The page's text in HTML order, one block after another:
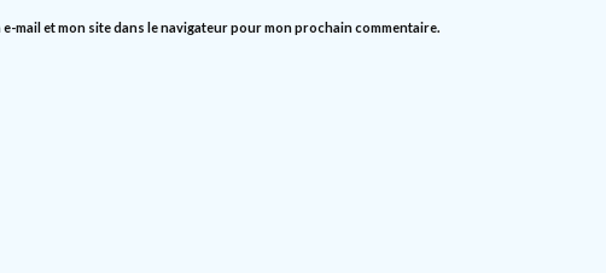
mail et mon site dans le navigateur pour mon prochain commentaire.